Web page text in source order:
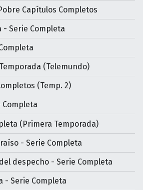
Capítulos Completos
- Serie Completa
(Telemundo)
(Temp. 2)
Completa
(Primera Temporada)
- Serie Completa
despecho - Serie Completa
- Serie Completa